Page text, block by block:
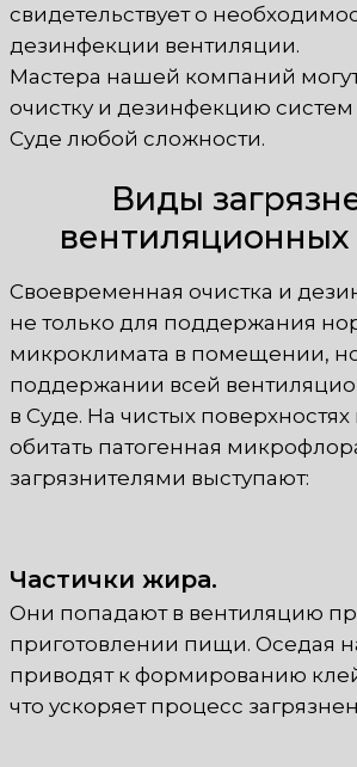
свидетельствует о
дезинфекции вентиляции.
Мастера нашей компаний
очистку и дезинфекцию
Суде любой сложности.
Виды
вентиляционных
Своевременная очистка и
не только для поддержания
микроклимата в помещении,
поддержании всей
в Суде. На чистых
обитать патогенная
загрязнителями выступают:
Частички жира.
Они попадают в вентиляцию
приготовлении пищи. Оседая
приводят к формированию
что ускоряет процесс